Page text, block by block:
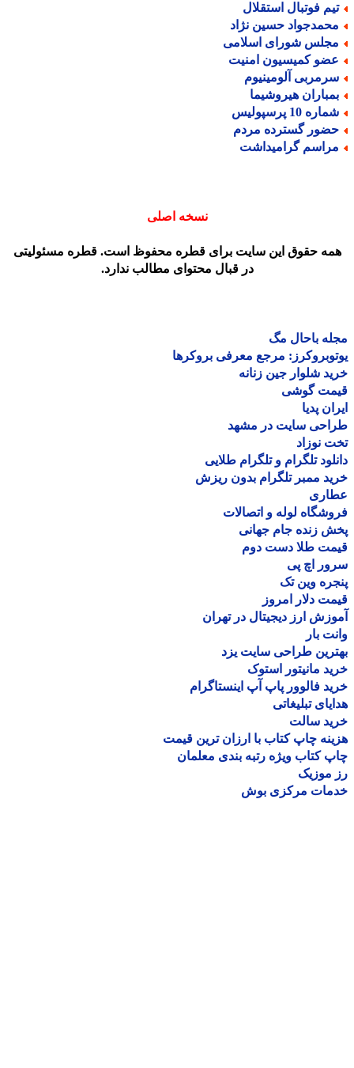
فوتبال استقلال
حسین نژاد
شورای اسلامی
کمیسیون امنیت
آلومینیوم
هیروشیما
10 پرسپولیس
گسترده مردم
گرامیداشت
نسخه اصلی
حقوق این سایت برای قطره محفوظ است. قطره مسئولیتی
در قبال محتوای مطالب ندارد.
باحال مگ
مرجع معرفی بروکرها
شلوار جین زنانه
گوشی
پدیا
سایت در مشهد
نوزاد
تلگرام و تلگرام طلایی
ممبر تلگرام بدون ریزش
لوله و اتصالات
زنده جام جهانی
طلا دست دوم
اچ پی
وین تک
دلار امروز
ارز دیجیتال در تهران
بار
طراحی سایت یزد
مانیتور استوک
فالوور پاپ آپ اینستاگرام
تبلیغاتی
سالت
چاپ کتاب با ارزان ترین قیمت
کتاب ویژه رتبه بندی معلمان
موزیک
مرکزی بوش